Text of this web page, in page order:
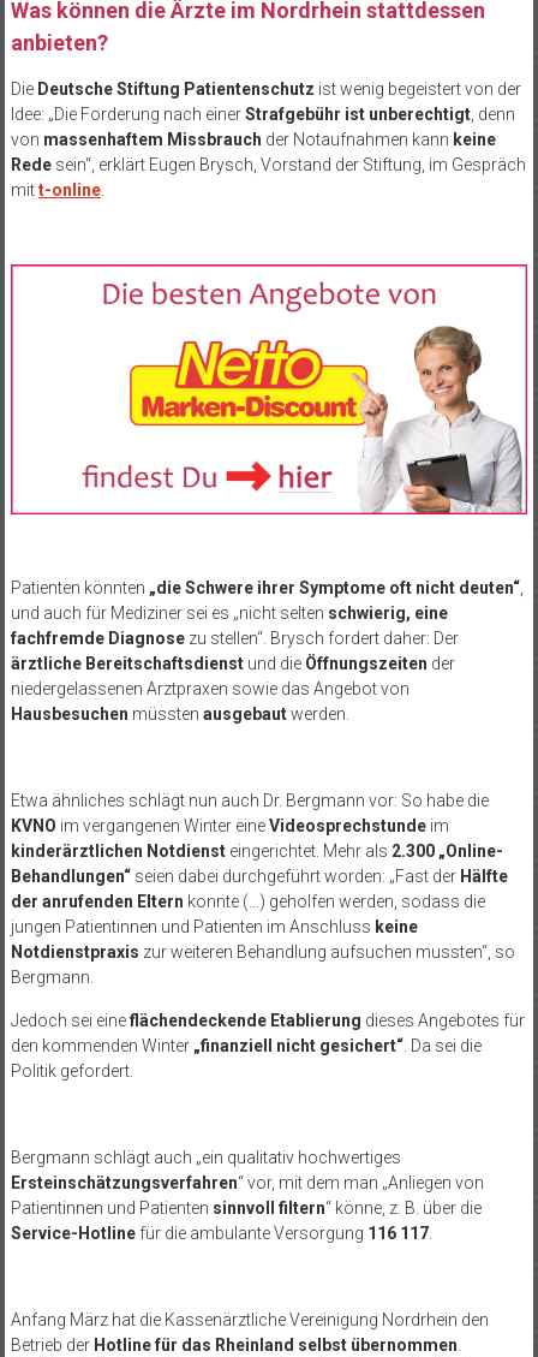
Was können die Ärzte im Nordrhein stattdessen
anbieten?
Die Deutsche Stiftung Patientenschutz ist wenig begeistert von der
Idee: „Die Forderung nach einerStrafgebühr ist unberechtigt, denn
von massenhaftem Missbrauch der Notaufnahmen kann keine
Redesein“, erklärt Eugen Brysch, Vorstand der Stiftung, im Gespräch
mitt-online.
Patienten könnten „die Schwere ihrer Symptome oft nicht deuten“,
und auch für Mediziner sei es „nicht selten schwierig, eine
fachfremde Diagnosezu stellen“. Brysch fordert daher: Der
ärztliche Bereitschaftsdienstund die Öffnungszeiten der
niedergelassenen Arztpraxen sowie das Angebot von
Hausbesuchen müssten ausgebautwerden.
Etwa ähnliches schlägt nun auch Dr. Bergmann vor: So habe die
KVNO im vergangenen Winter eineVideosprechstundeim
kinderärztlichen Notdiensteingerichtet. Mehr als 2.300 „Online-
Behandlungen“seien dabei durchgeführt worden: „Fast der Hälfte
der anrufenden Eltern konnte (…) geholfen werden, sodass die
jungen Patientinnen und Patienten im Anschluss keine
Notdienstpraxis zur weiteren Behandlung aufsuchen mussten“, so
Bergmann.
Jedoch sei eineflächendeckende Etablierung dieses Angebotes für
den kommenden Winter „finanziell nicht gesichert“. Da sei die
Politik gefordert.
Bergmann schlägt auch „ein qualitativ hochwertiges
Ersteinschätzungsverfahren“ vor, mit dem man „Anliegen von
Patientinnen und Patienten sinnvoll filtern“ könne, z. B. über die
Service-Hotlinefür die ambulante Versorgung 116 117.
Anfang März hat die Kassenärztliche Vereinigung Nordrhein den
Betrieb der Hotline für das Rheinland selbst übernommen